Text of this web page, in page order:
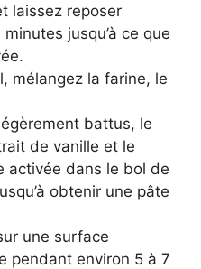
laissez reposer
jusqu’à ce que
mélangez la farine, le
battus, le
de vanille et le
activée dans le bol de
obtenir une pâte
une surface
pendant environ 5 à 7